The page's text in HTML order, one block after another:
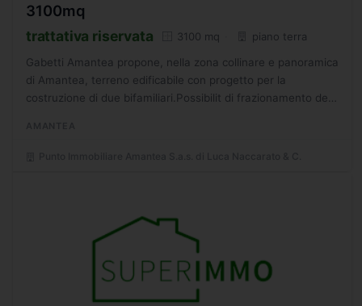
3100mq
trattativa riservata 3100 mq piano terra
Gabetti Amantea propone, nella zona collinare e panoramica
di Amantea, terreno edificabile con progetto per la
costruzione di due bifamiliari.Possibilit di frazionamento del